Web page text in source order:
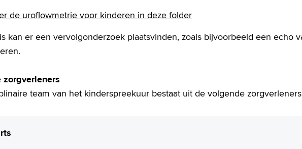
de uroflowmetrie voor kinderen in deze folder
kan er een vervolgonderzoek plaatsvinden, zoals bijvoorbeeld een echo
team van het kinderspreekuur bestaat uit de volgende